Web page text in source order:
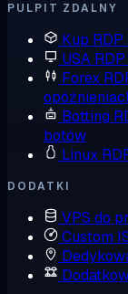
PULPIT ZDALNY
Kup RDP
USA RDP
Forex
Botting
botów
Linux
DODATKI
VPS do
Custom